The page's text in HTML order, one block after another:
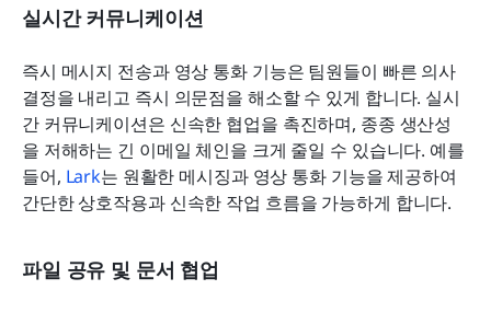
실시간 커뮤니케이션
즉시 메시지 전송과 영상 통화 기능은 팀원들이 빠른 의사
결정을 내리고 즉시 의문점을 해소할 수 있게 합니다. 실시
간 커뮤니케이션은 신속한 협업을 촉진하며, 종종 생산성
을 저해하는 긴 이메일 체인을 크게 줄일 수 있습니다. 예를
들어, Lark는 원활한 메시징과 영상 통화 기능을 제공하여
간단한 상호작용과 신속한 작업 흐름을 가능하게 합니다.
파일 공유 및 문서 협업